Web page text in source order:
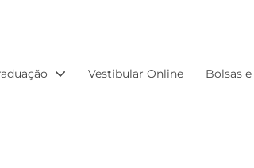
Vestibular Online Bolsas